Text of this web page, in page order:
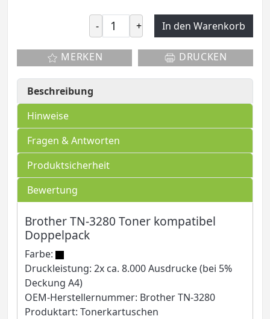
- + In den Warenkorb
MERKEN DRUCKEN
Beschreibung
Hinweise
Fragen & Antworten
Produktsicherheit
Bewertung
Brother TN-3280 Toner kompatibel
Doppelpack
Farbe:
Druckleistung: 2x ca. 8.000 Ausdrucke (bei 5%
Deckung A4)
OEM-Herstellernummer: Brother TN-3280
Produktart: Tonerkartuschen